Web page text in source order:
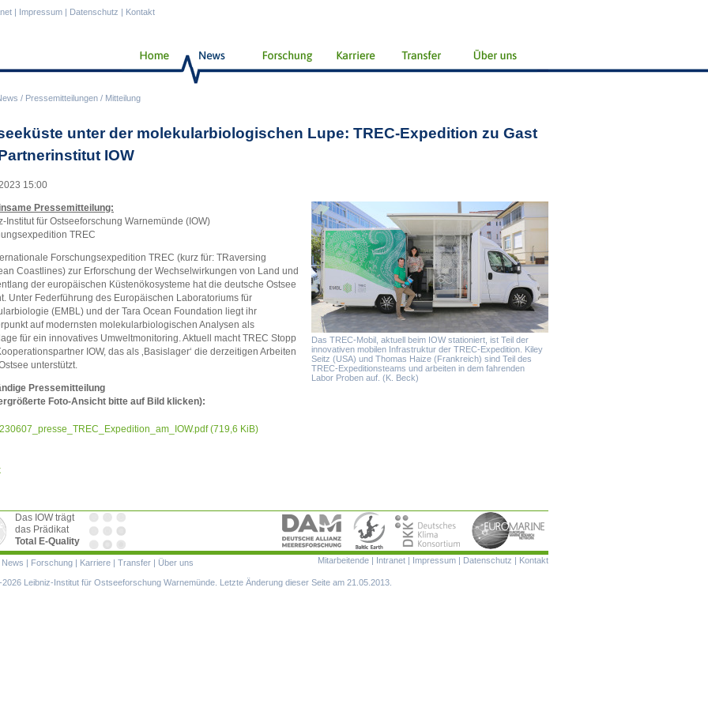
/ Pressemitteilungen / Mitteilung
| Impressum | Datenschutz | Kontakt
unter der molekularbiologischen Lupe: TREC-Expedition zu Gast
IOW
15:00
Das TREC-Mobil, aktuell beim IOW stationiert, ist Teil der
innovativen mobilen Infrastruktur der TREC-Expedition. Kiley
Seitz (USA) und Thomas Haize (Frankreich) sind Teil des
TREC-Expeditionsteams und arbeiten in dem fahrenden
Labor Proben auf. (K. Beck)
Pressemitteilung:
Institut für Ostseeforschung Warnemünde (IOW)
TREC
Forschungsexpedition TREC (kurz für: TRaversing
Coastlines) zur Erforschung der Wechselwirkungen von Land und
der europäischen Küstenökosysteme hat die deutsche Ostsee
Unter Federführung des Europäischen Laboratoriums für
(EMBL) und der Tara Ocean Foundation liegt ihr
auf modernsten molekularbiologischen Analysen als
für ein innovatives Umweltmonitoring. Aktuell macht TREC Stopp
IOW, das als ‚Basislager‘ die derzeitigen Arbeiten
unterstützt.
Pressemitteilung
Foto-Ansicht bitte auf Bild klicken):
(719,6 KiB)
Das IOW trägt
das Prädikat
Total E-Quality
Navigation
Mitarbeitende | Intranet | Impressum | Datenschutz | Kontakt
News | Forschung | Karriere | Transfer | Über uns
Leibniz-Institut für Ostseeforschung Warnemünde. Letzte Änderung dieser Seite am 21.05.2013.